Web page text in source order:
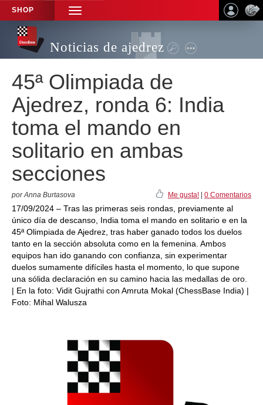
SHOP
TOGGLE
NAVIGATION
Noticias de ajedrez
45ª Olimpiada de
Ajedrez, ronda 6: India
toma el mando en
solitario en ambas
secciones
por Anna Burtasova Me gusta! 0 Comentarios
17/09/2024 – Tras las primeras seis rondas, previamente al
único día de descanso, India toma el mando en solitario e en la
45ª Olimpiada de Ajedrez, tras haber ganado todos los duelos
tanto en la sección absoluta como en la femenina. Ambos
equipos han ido ganando con confianza, sin experimentar
duelos sumamente difíciles hasta el momento, lo que supone
una sólida declaración en su camino hacia las medallas de oro.
| En la foto: Vidit Gujrathi con Amruta Mokal (ChessBase India) |
Foto: Mihal Walusza